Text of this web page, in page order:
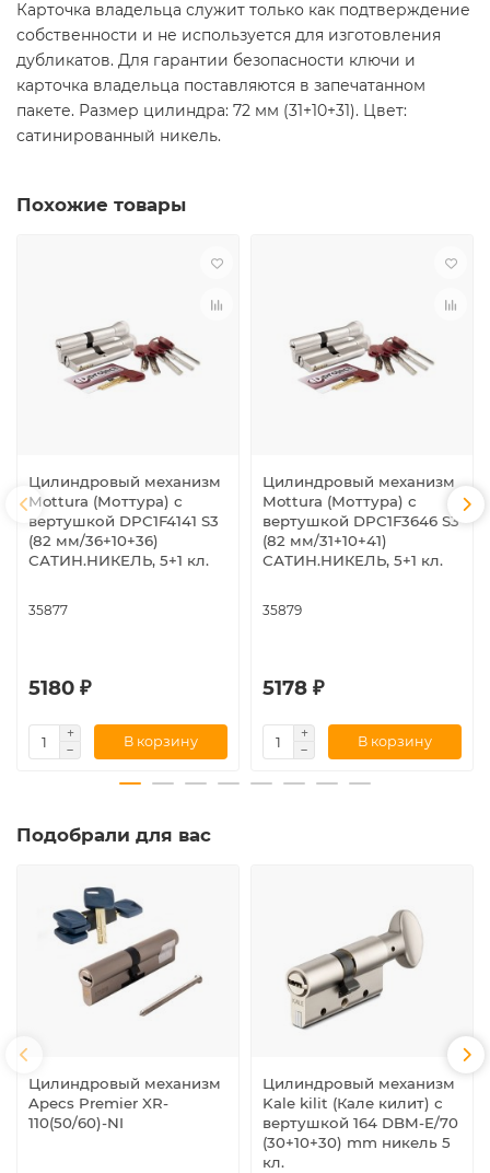
Карточка владельца служит только как подтверждение
собственности и не используется для изготовления
дубликатов. Для гарантии безопасности ключи и
карточка владельца поставляются в запечатанном
пакете. Размер цилиндра: 72 мм (31+10+31). Цвет:
сатинированный никель.
Похожие товары
Цилиндровый механизм
Mottura (Моттура) с
вертушкой DPC1F4141 S3
(82 мм/36+10+36)
САТИН.НИКЕЛЬ, 5+1 кл.
35877
5180 ₽
В корзину
Цилиндровый механизм
Mottura (Моттура) с
вертушкой DPC1F3646 S3
(82 мм/31+10+41)
САТИН.НИКЕЛЬ, 5+1 кл.
35879
5178 ₽
В корзину
Подобрали для вас
Цилиндровый механизм
Apecs Premier XR-
110(50/60)-NI
Цилиндровый механизм
Kale kilit (Кале килит) с
вертушкой 164 DBM-E/70
(30+10+30) mm никель 5
кл.